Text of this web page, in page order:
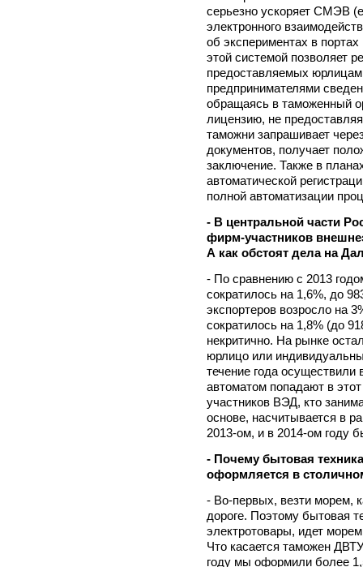
серьезно ускоряет СМЭВ
электронного
об экспериментах в
этой системой позволяет
предоставляемых
предпринимателями
обращаясь в таможенный
лицензию, не
таможни запрашивает
документов, получает
заключение. Также в
автоматической
полной автоматизации
- В центральной части
фирм-участников
А как обстоят дела на
- По сравнению с 2013
сократилось на 1,6%, до
экспортеров возросло на
сократилось на 1,8% (до
некритично. На рынке
юрлицо или
течение года
автоматом попадают в
участников ВЭД, кто
основе, насчитывается в
2013-ом, и в 2014-ом году
- Почему бытовая
оформляется в
- Во-первых, везти морем,
дороге. Поэтому бытовая
электротовары, идет
Что касается таможен
году мы оформили более